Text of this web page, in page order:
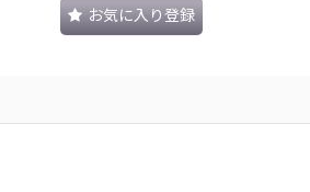
お気に入り登録